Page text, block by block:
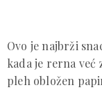
Ovo je najbrži
kada je rerna
pleh obložen